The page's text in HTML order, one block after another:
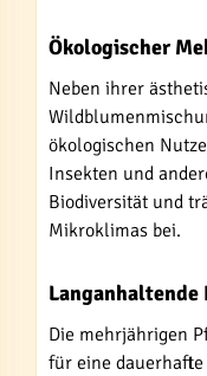
Ökologischer
Neben ihrer
ökologischen
Insekten und
Biodiversität und
Mikroklimas bei.
Die mehrjährigen
für eine